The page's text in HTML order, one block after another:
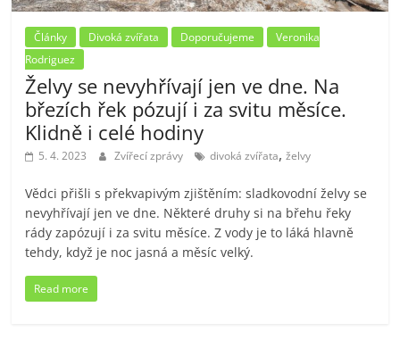
Články Divoká zvířata Doporučujeme
Veronika
Rodriguez
Želvy se nevyhřívají jen ve dne. Na
březích řek pózují i za svitu měsíce.
Klidně i celé hodiny
5. 4. 2023 Zvířecí zprávy divoká zvířata,želvy
Vědci přišli s překvapivým zjištěním: sladkovodní želvy se
nevyhřívají jen ve dne. Některé druhy si na břehu řeky
rády zapózují i za svitu měsíce. Z vody je to láká hlavně
tehdy, když je noc jasná a měsíc velký.
Read more